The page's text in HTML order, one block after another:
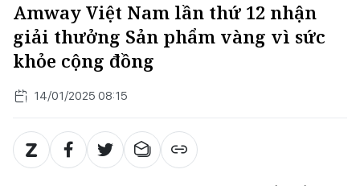
Amway Việt Nam lần thứ 12 nhận
giải thưởng Sản phẩm vàng vì sức
khỏe cộng đồng
14/01/2025 08:15